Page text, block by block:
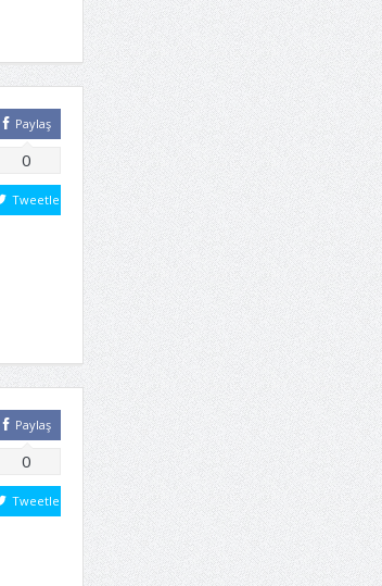
Paylaş
0
Tweetle
Paylaş
0
Tweetle